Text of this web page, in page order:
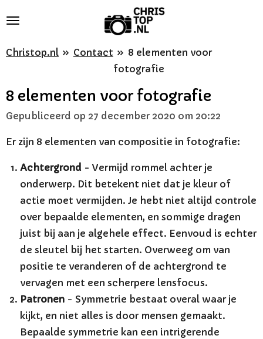
naar
Christop.nl » Contact » 8 elementen voor
fotografie
8 elementen voor fotografie
Gepubliceerd op 27 december 2020 om 20:22
Er zijn 8 elementen van compositie in fotografie:
Achtergrond - Vermijd rommel achter je
onderwerp. Dit betekent niet dat je kleur of
actie moet vermijden. Je hebt niet altijd controle
over bepaalde elementen, en sommige dragen
juist bij aan je algehele effect. Eenvoud is echter
de sleutel bij het starten. Overweeg om van
positie te veranderen of de achtergrond te
vervagen met een scherpere lensfocus.
Patronen - Symmetrie bestaat overal waar je
kijkt, en niet alles is door mensen gemaakt.
Bepaalde symmetrie kan een intrigerende